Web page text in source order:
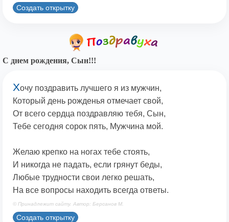
Создать открытку
С днем рождения, Сын!!!
Хочу поздравить лучшего я из мужчин,
Который день рожденья отмечает свой,
От всего сердца поздравляю тебя, Сын,
Тебе сегодня сорок пять, Мужчина мой.
Желаю крепко на ногах тебе стоять,
И никогда не падать, если грянут беды,
Любые трудности свои легко решать,
На все вопросы находить всегда ответы.
© Принадлежит сайту. Автор: Берсанов М.
Создать открытку